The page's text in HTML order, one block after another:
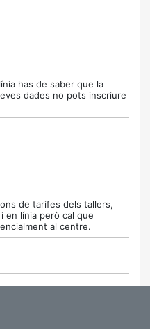
has de saber que la
dades no pots inscriure
de tarifes dels tallers,
en línia però cal que
al centre.